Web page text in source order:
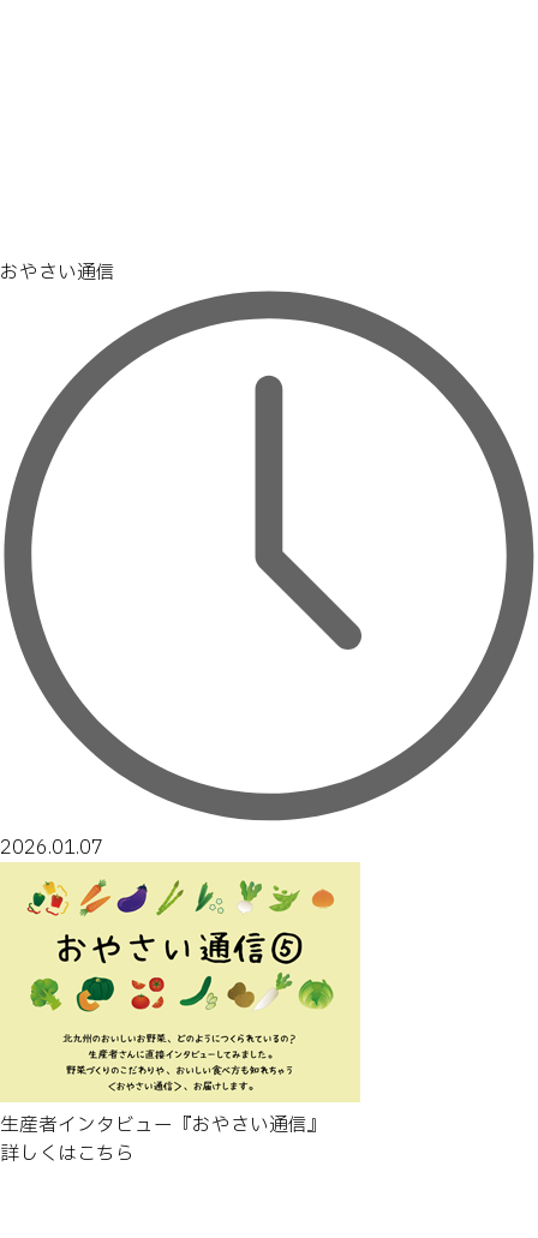
おやさい通信
2026.01.07
生産者インタビュー『おやさい通信』
詳しくはこちら